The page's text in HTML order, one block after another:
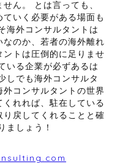
ん。 とは言っても、
いく必要がある場面も
海外コンサルタントは
のか、若者の海外離れ
トは圧倒的に足りませ
いる企業が必ずあるは
しでも海外コンサルタ
コンサルタントの世界
れれば、駐在している
り戻してくれることと確
ましょう！